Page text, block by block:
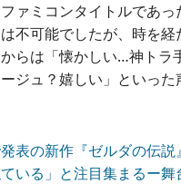
ァミコンタイトルであ
不可能でしたが、時を
らは「懐かしい…神トラ
ジュ？嬉しい」といった
表の新作『ゼルダの伝説
ている」と注目集まるー